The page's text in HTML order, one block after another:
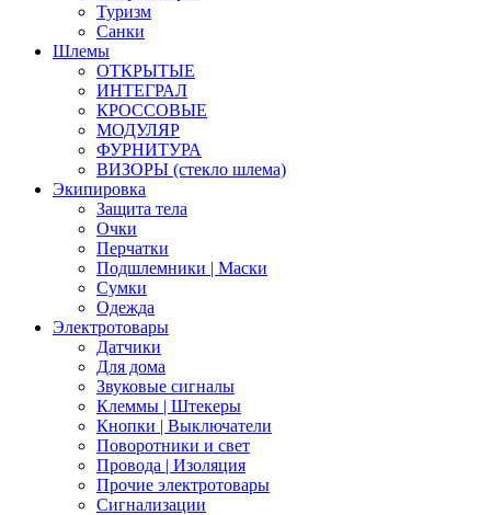
Туризм
Санки
Шлемы
ОТКРЫТЫЕ
ИНТЕГРАЛ
КРОССОВЫЕ
МОДУЛЯР
ФУРНИТУРА
ВИЗОРЫ (стекло шлема)
Экипировка
Защита тела
Очки
Перчатки
Подшлемники | Маски
Сумки
Одежда
Электротовары
Датчики
Для дома
Звуковые сигналы
Клеммы | Штекеры
Кнопки | Выключатели
Поворотники и свет
Провода | Изоляция
Прочие электротовары
Сигнализации